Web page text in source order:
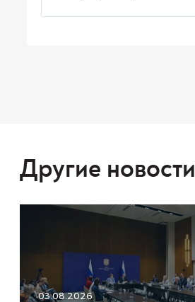
Другие новости
· 03.08.2026